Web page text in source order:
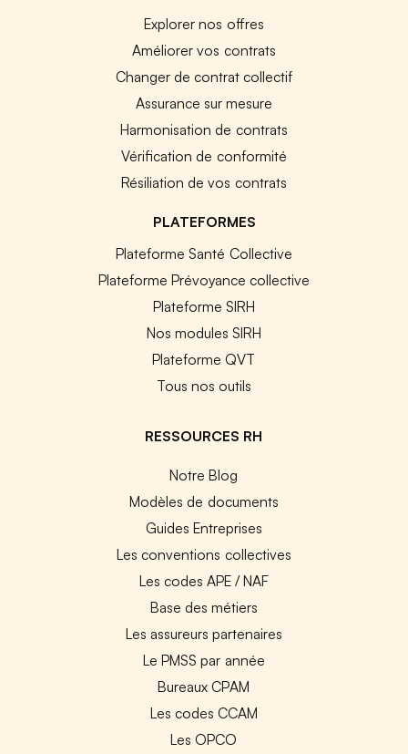
Explorer nos offres
Améliorer vos contrats
Changer de contrat collectif
Assurance sur mesure
Harmonisation de contrats
Vérification de conformité
Résiliation de vos contrats
PLATEFORMES
Plateforme Santé Collective
Plateforme Prévoyance collective
Plateforme SIRH
Nos modules SIRH
Plateforme QVT
Tous nos outils
RESSOURCES RH
Notre Blog
Modèles de documents
Guides Entreprises
Les conventions collectives
Les codes APE / NAF
Base des métiers
Les assureurs partenaires
Le PMSS par année
Bureaux CPAM
Les codes CCAM
Les OPCO